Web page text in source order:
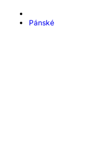
Pánské